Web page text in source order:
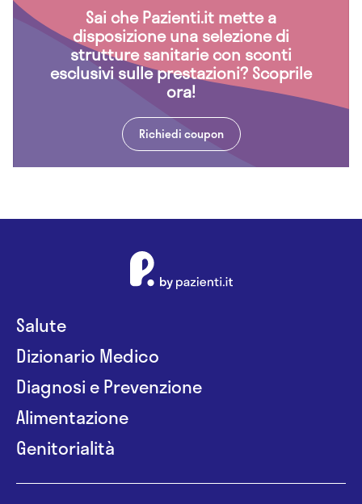
Sai che Pazienti.it mette a
disposizione una selezione di
strutture sanitarie con sconti
esclusivi sulle prestazioni? Scoprile
ora!
Richiedi coupon
Salute
Dizionario Medico
Diagnosi e Prevenzione
Alimentazione
Genitorialità